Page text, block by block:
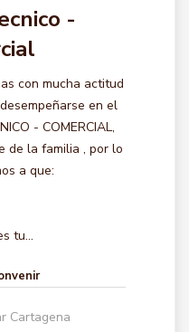
-
con mucha actitud
en el
- COMERCIAL,
de la familia , por lo
a que:
tu...
Cartagena